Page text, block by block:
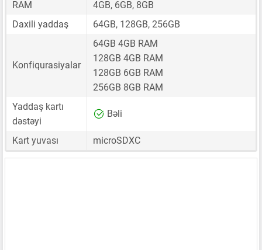
RAM
4GB, 6GB, 8GB
Daxili yaddaş
64GB, 128GB, 256GB
Konfiqurasiyalar
64GB 4GB RAM
128GB 4GB RAM
128GB 6GB RAM
256GB 8GB RAM
Yaddaş kartı
dəstəyi
Bəli
Kart yuvası microSDXC